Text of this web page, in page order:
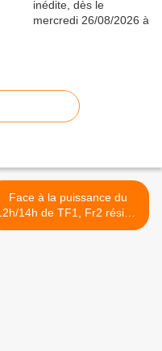
Face à la puissance du
14h de TF1, Fr2 résiste
bien. C à vous leader des